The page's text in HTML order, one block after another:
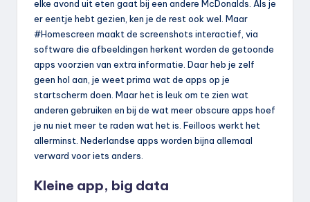
elke avond uit eten gaat bij een andere McDonalds. Als je
er eentje hebt gezien, ken je de rest ook wel. Maar
#Homescreen maakt de screenshots interactief, via
software die afbeeldingen herkent worden de getoonde
apps voorzien van extra informatie. Daar heb je zelf
geen hol aan, je weet prima wat de apps op je
startscherm doen. Maar het is leuk om te zien wat
anderen gebruiken en bij de wat meer obscure apps hoef
je nu niet meer te raden wat het is. Feilloos werkt het
allerminst. Nederlandse apps worden bijna allemaal
verward voor iets anders.
Kleine app, big data